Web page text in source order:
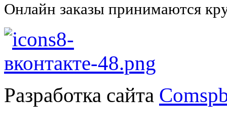
Онлайн заказы принимаются
Разработка сайта